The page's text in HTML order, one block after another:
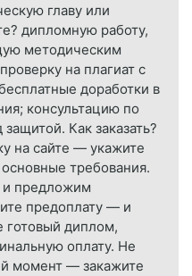
главу или
дипломную работу,
методическим
на плагиат с
доработки в
консультацию по
Как заказать?
на сайте — укажите
требования.
и предложим
предоплату — и
готовый диплом,
оплату. Не
момент — закажите